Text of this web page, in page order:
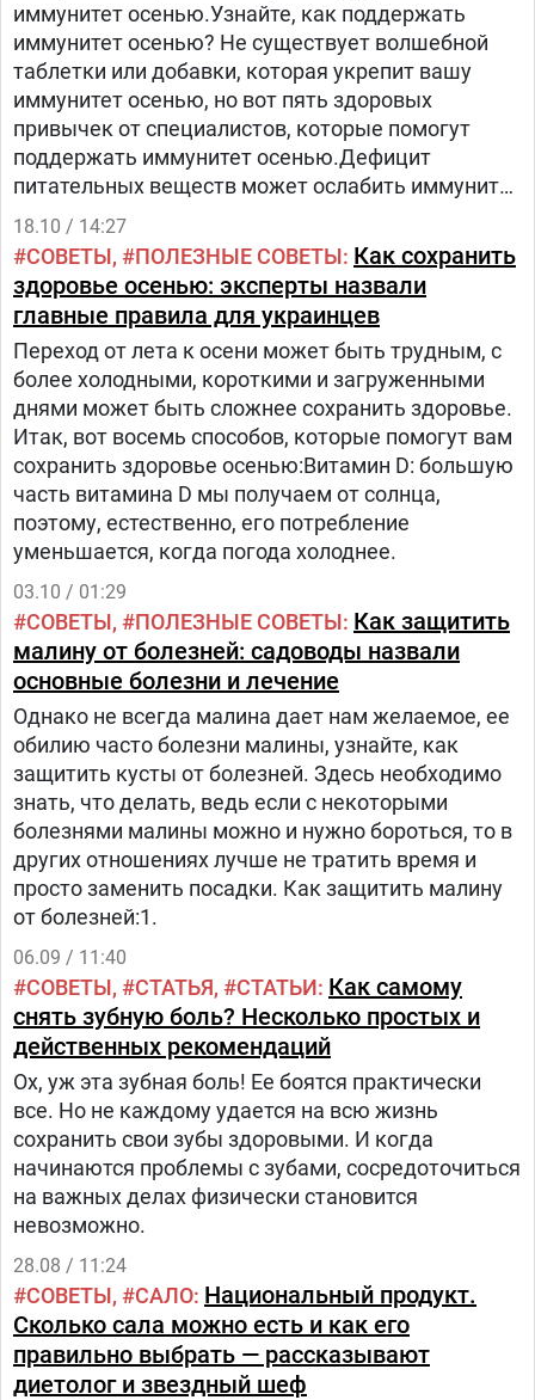
иммунитет осенью.Узнайте, как поддержать
иммунитет осенью? Не существует волшебной
таблетки или добавки, которая укрепит вашу
иммунитет осенью, но вот пять здоровых
привычек от специалистов, которые помогут
поддержать иммунитет осенью.Дефицит
питательных веществ может ослабить иммунитет
осенью и открыть двери для инфекций.
Употребление в пищу нежирной растительной
пищи может помочь. Налегайте на свежие
фрукты и сезонные овощи, богатые
антиоксидантами, витаминами C и E, бета-
каротином и цинком.
18.10 / 14:27
СОВЕТЫ ПОЛЕЗНЫЕ СОВЕТЫ Как сохранить
здоровье осенью: эксперты назвали
главные правила для украинцев
Переход от лета к осени может быть трудным, с
более холодными, короткими и загруженными
днями может быть сложнее сохранить здоровье.
Итак, вот восемь способов, которые помогут вам
сохранить здоровье осенью:Витамин D: большую
часть витамина D мы получаем от солнца,
поэтому, естественно, его потребление
уменьшается, когда погода холоднее.
03.10 / 01:29
СОВЕТЫ ПОЛЕЗНЫЕ СОВЕТЫ Как защитить
малину от болезней: садоводы назвали
основные болезни и лечение
Однако не всегда малина дает нам желаемое, ее
обилию часто болезни малины, узнайте, как
защитить кусты от болезней. Здесь необходимо
знать, что делать, ведь если с некоторыми
болезнями малины можно и нужно бороться, то в
других отношениях лучше не тратить время и
просто заменить посадки. Как защитить малину
от болезней:1.
06.09 / 11:40
СОВЕТЫ СТАТЬЯ СТАТЬИ Как самому
снять зубную боль? Несколько простых и
действенных рекомендаций
Ох, уж эта зубная боль! Ее боятся практически
все. Но не каждому удается на всю жизнь
сохранить свои зубы здоровыми. И когда
начинаются проблемы с зубами, сосредоточиться
на важных делах физически становится
невозможно.
28.08 / 11:24
СОВЕТЫ САЛО Национальный продукт.
Сколько сала можно есть и как его
правильно выбрать — рассказывают
диетолог и звездный шеф